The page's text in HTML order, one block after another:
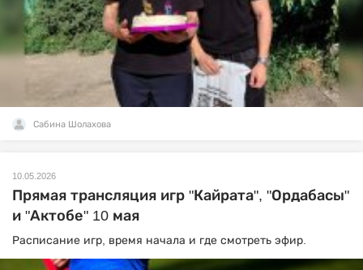
Сабина Шолахова
10.05.2026
Прямая трансляция игр "Кайрата", "Ордабасы"
и "Актобе" 10 мая
Расписание игр, время начала и где смотреть эфир.